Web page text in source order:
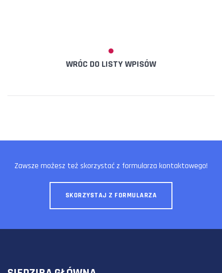
WRÓC DO LISTY WPISÓW
Zawsze możesz też skorzystać z formularza kontaktowego!
SKORZYSTAJ Z FORMULARZA